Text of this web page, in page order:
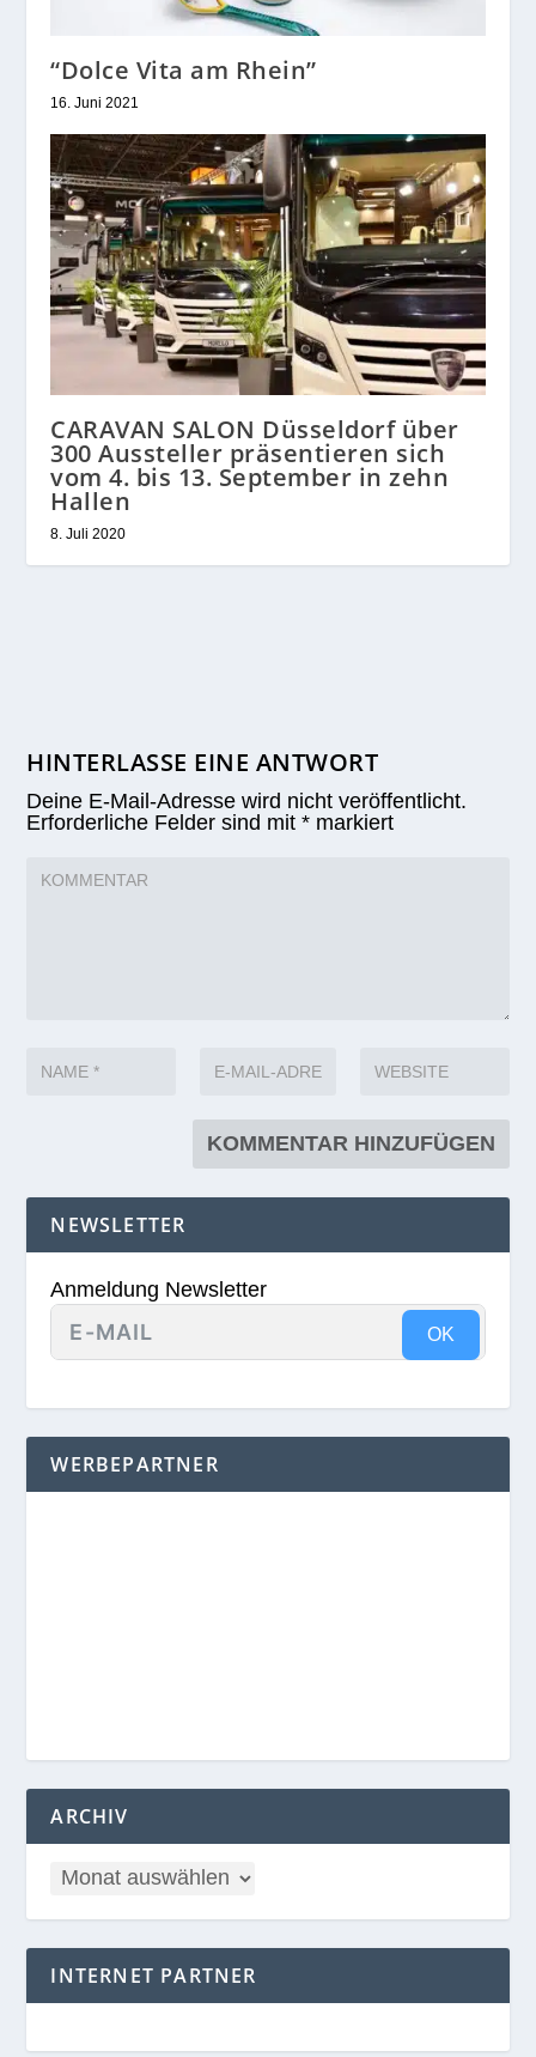
“Dolce Vita am Rhein”
16. Juni 2021
CARAVAN SALON Düsseldorf über
300 Aussteller präsentieren sich
vom 4. bis 13. September in zehn
Hallen
8. Juli 2020
HINTERLASSE EINE ANTWORT
Deine E-Mail-Adresse wird nicht veröffentlicht.
Erforderliche Felder sind mit* markiert
NEWSLETTER
Anmeldung Newsletter
OK
WERBEPARTNER
ARCHIV
INTERNET PARTNER